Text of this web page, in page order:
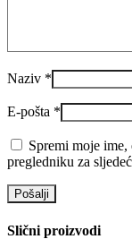
Naziv *
E-pošta *
Spremi moje
pregledniku za
Slični proizvodi